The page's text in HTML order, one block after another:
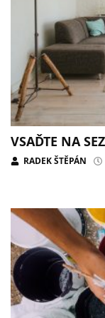
VSAĎTE NA
RADEK ŠTĚPÁN